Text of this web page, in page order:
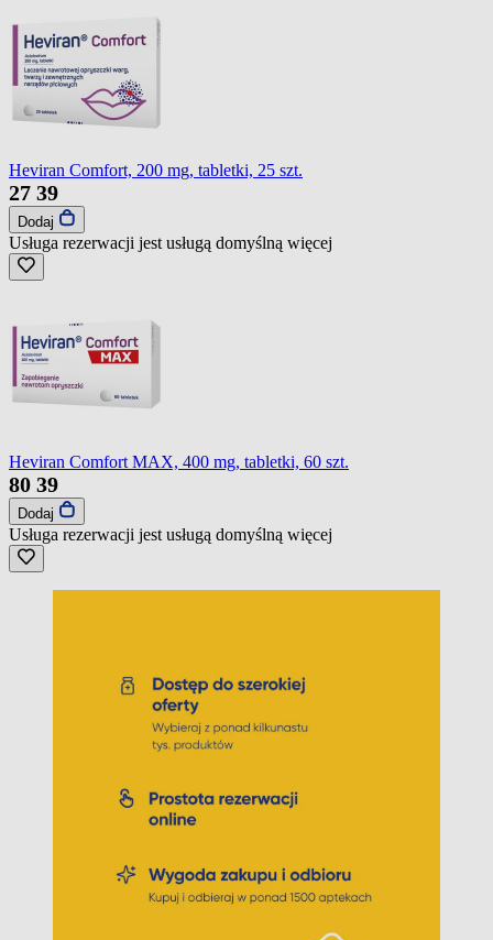
Heviran Comfort, 200 mg, tabletki, 25 szt.
27 39
Dodaj
Usługa rezerwacji jest usługą domyślną więcej
Heviran Comfort MAX, 400 mg, tabletki, 60 szt.
80 39
Dodaj
Usługa rezerwacji jest usługą domyślną więcej